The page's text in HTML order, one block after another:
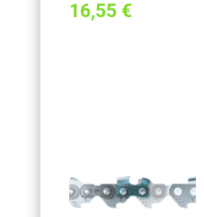
16,55 €